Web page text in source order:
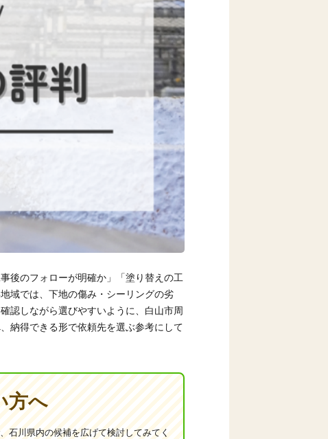
後のフォローが明確か」「塗り替えの工
域では、下地の傷み・シーリングの劣
認しながら選びやすいように、白山市周
納得できる形で依頼先を選ぶ参考にして
方へ
石川県内の候補を広げて検討してみてく